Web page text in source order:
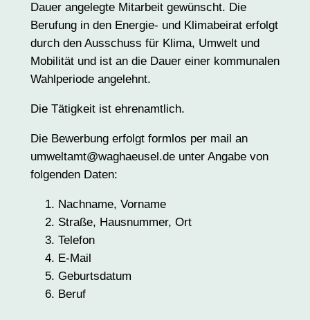
Dauer angelegte Mitarbeit gewünscht. Die
Berufung in den Energie- und Klimabeirat erfolgt
durch den Ausschuss für Klima, Umwelt und
Mobilität und ist an die Dauer einer kommunalen
Wahlperiode angelehnt.
Die Tätigkeit ist ehrenamtlich.
Die Bewerbung erfolgt formlos per mail an
umweltamt@waghaeusel.de unter Angabe von
folgenden Daten:
Nachname, Vorname
Straße, Hausnummer, Ort
Telefon
E-Mail
Geburtsdatum
Beruf